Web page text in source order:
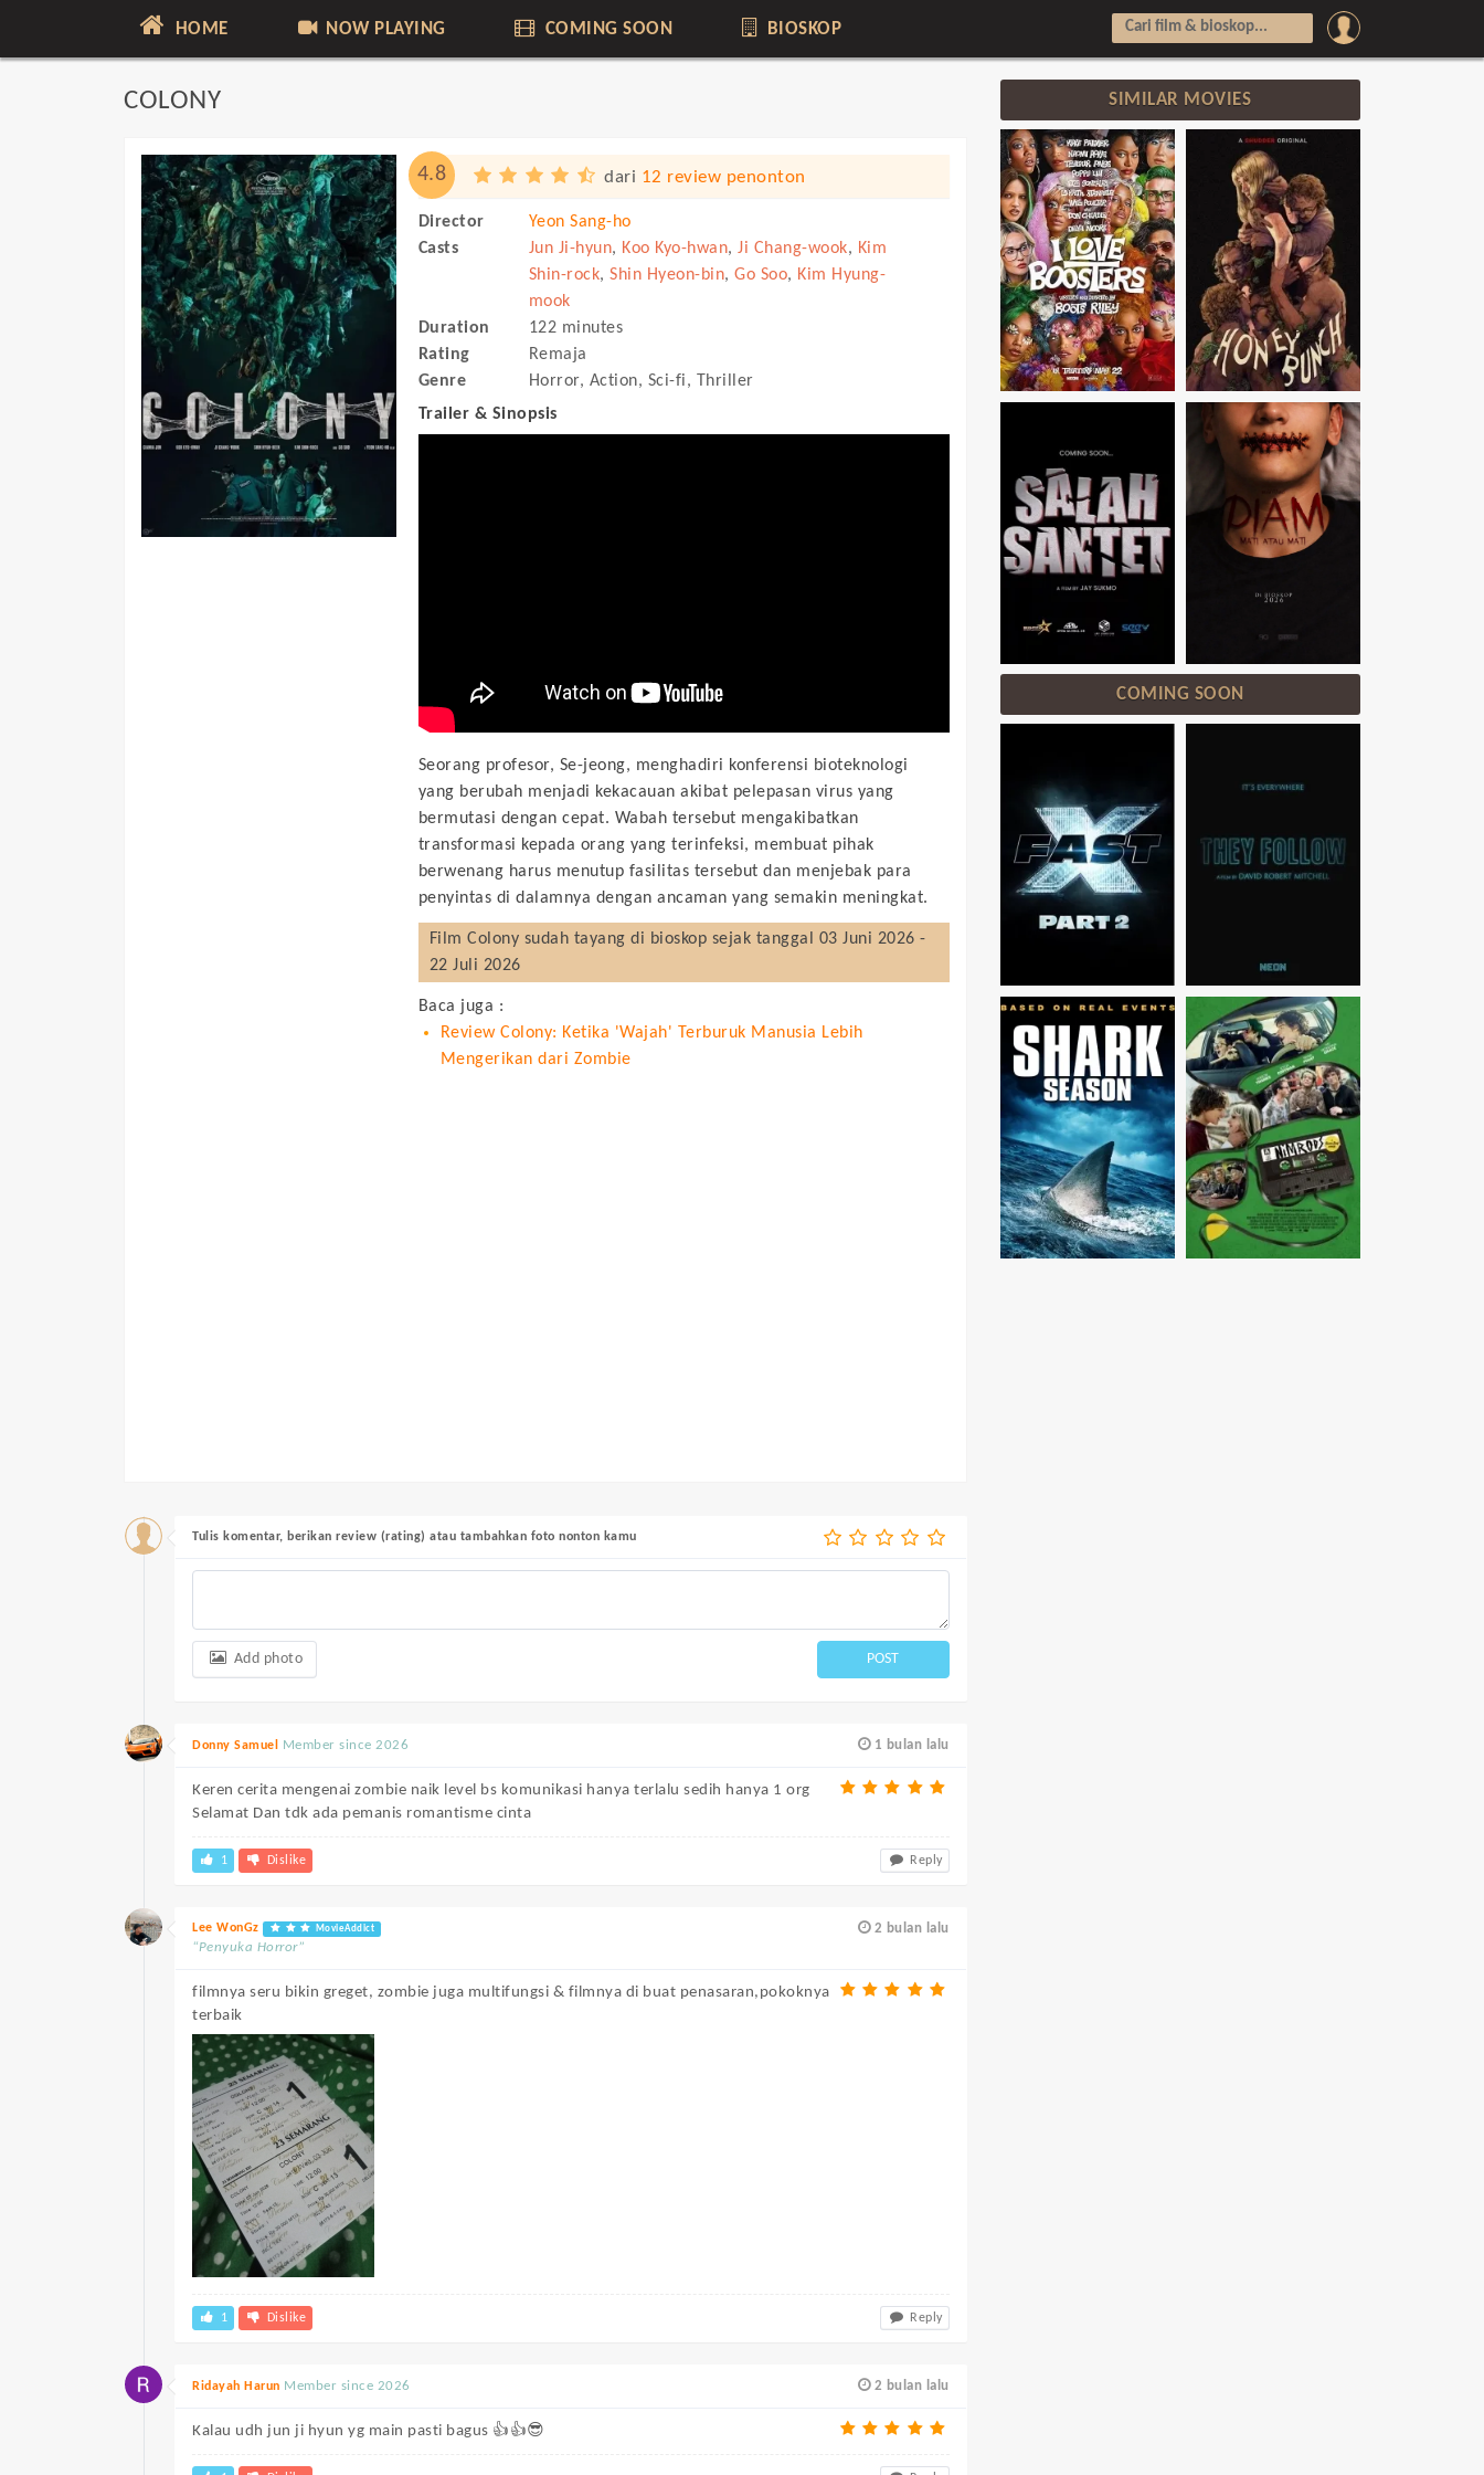
HOME NOW PLAYING COMING SOON BIOSKOP
COLONY
4.8 dari 12 review penonton
Director
Yeon Sang-ho
Casts
Jun Ji-hyun, Koo Kyo-hwan, Ji Chang-wook, Kim
Shin-rock, Shin Hyeon-bin, Go Soo, Kim Hyung-
mook
Duration
122 minutes
Rating
Remaja
Genre
Horror, Action, Sci-fi, Thriller
Trailer & Sinopsis
Seorang profesor, Se-jeong, menghadiri konferensi bioteknologi
yang berubah menjadi kekacauan akibat pelepasan virus yang
bermutasi dengan cepat. Wabah tersebut mengakibatkan
transformasi kepada orang yang terinfeksi, membuat pihak
berwenang harus menutup fasilitas tersebut dan menjebak para
penyintas di dalamnya dengan ancaman yang semakin meningkat.
Film Colony sudah tayang di bioskop sejak tanggal 03 Juni 2026 -
22 Juli 2026
Baca juga :
Review Colony: Ketika 'Wajah' Terburuk Manusia Lebih
Mengerikan dari Zombie
Tulis komentar, berikan review (rating) atau tambahkan foto nonton kamu
Add photo POST
1 bulan lalu
Donny Samuel Member since 2026
Keren cerita mengenai zombie naik level bs komunikasi hanya terlalu sedih hanya 1 org
Selamat Dan tdk ada pemanis romantisme cinta
1 Dislike Reply
2 bulan lalu
Lee WonGz MovieAddict
“Penyuka Horror”
filmnya seru bikin greget, zombie juga multifungsi & filmnya di buat penasaran,pokoknya
terbaik
1 Dislike Reply
2 bulan lalu
Ridayah Harun Member since 2026
Kalau udh jun ji hyun yg main pasti bagus 👍👍😎
SIMILAR MOVIES
COMING SOON